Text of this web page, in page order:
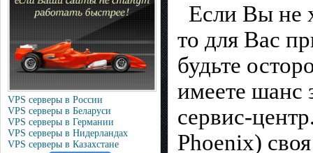
VPS серверы в России
VPS серверы в Беларуси
VPS серверы в Германии
VPS серверы в Нидерландах
VPS серверы в Казахстане
Если Вы не
то для Вас
будьте
имеете шанс
сервис-
Phoenix)